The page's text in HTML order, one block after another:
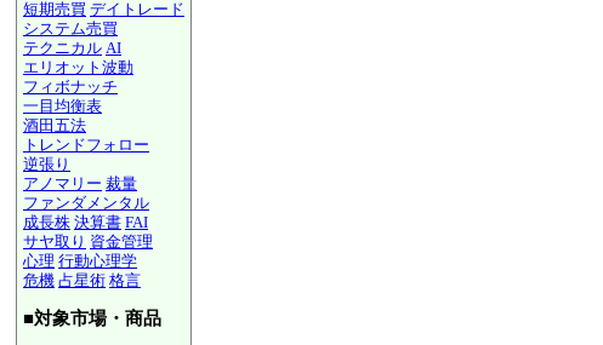
短期売買 デイトレード
システム売買
テクニカル AI
エリオット波動
フィボナッチ
一目均衡表
酒田五法
トレンドフォロー
逆張り
アノマリー 裁量
ファンダメンタル
成長株 決算書 FAI
サヤ取り 資金管理
心理 行動心理学
危機 占星術 格言
■対象市場・商品